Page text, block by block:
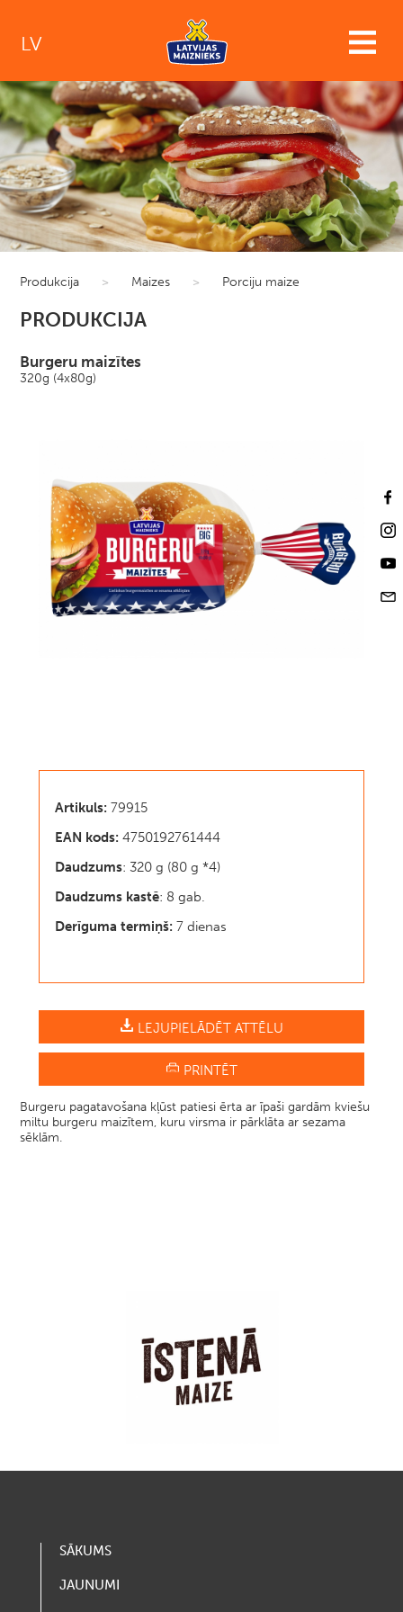
LV
Produkcija > Maizes > Porciju maize
PRODUKCIJA
Burgeru maizītes
320g (4x80g)
Artikuls: 79915
EAN kods: 4750192761444
Daudzums: 320 g (80 g *4)
Daudzums kastē: 8 gab.
Derīguma termiņš: 7 dienas
LEJUPIELĀDĒT ATTĒLU
PRINTĒT
Burgeru pagatavošana kļūst patiesi ērta ar īpaši gardām kviešu
miltu burgeru maizītem, kuru virsma ir pārklāta ar sezama
sēklām.
SĀKUMS
JAUNUMI